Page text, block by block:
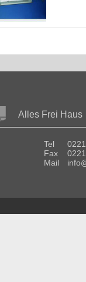
Alles Frei Haus
Tel
Fax
Mail